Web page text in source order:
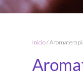
Inicio/